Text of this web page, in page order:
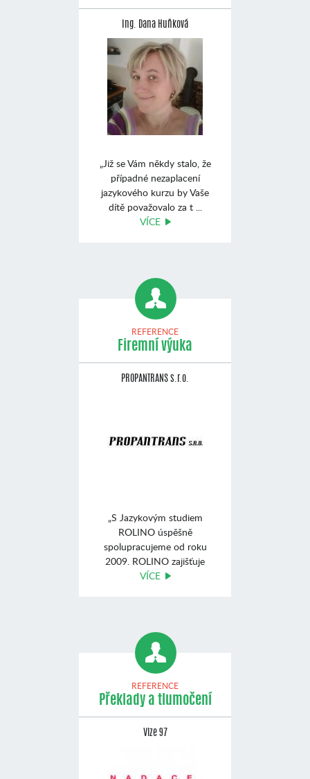
Ing. Dana Huňková
„Již se Vám někdy stalo, že
případné nezaplacení
jazykového kurzu by Vaše
dítě považovalo za t ...
VÍCE
REFERENCE
Firemní výuka
PROPANTRANS s.r.o.
„S Jazykovým studiem
ROLINO úspěšně
spolupracujeme od roku
2009. ROLINO zajišťuje
výuku angli ...
VÍCE
REFERENCE
Překlady a tlumočení
Vize 97